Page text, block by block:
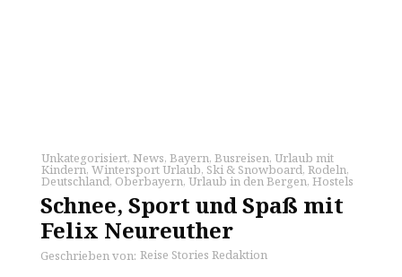
Unkategorisiert, News, Bayern, Busreisen, Urlaub mit
Kindern, Wintersport Urlaub, Ski & Snowboard, Rodeln,
Deutschland, Oberbayern, Urlaub in den Bergen, Hostels
Schnee, Sport und Spaß mit
Felix Neureuther
Geschrieben von: Reise Stories Redaktion